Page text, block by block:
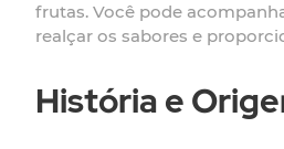
frutas. Você pode
realçar os sabores e
História e